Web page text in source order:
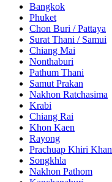
Bangkok
Phuket
Chon Buri / Pattaya
Surat Thani / Samui
Chiang Mai
Nonthaburi
Pathum Thani
Samut Prakan
Nakhon Ratchasima
Krabi
Chiang Rai
Khon Kaen
Rayong
Prachuap Khiri Khan
Songkhla
Nakhon Pathom